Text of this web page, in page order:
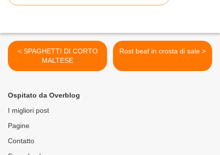
< SPAGHETTI DI CORTO
MALTESE
Rost beaf in crosta di sale >
Ospitato da Overblog
I migliori post
Pagine
Contatto